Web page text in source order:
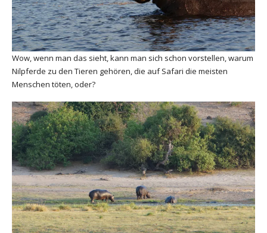
Wow, wenn man das sieht, kann man sich schon vorstellen, warum
Nilpferde zu den Tieren gehören, die auf Safari die meisten
Menschen töten, oder?